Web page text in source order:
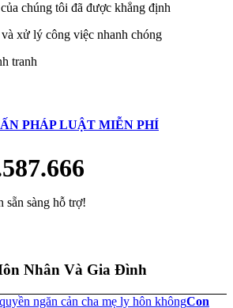
chúng tôi đã được khẳng định
xử lý công việc nhanh chóng
tranh
PHÁP LUẬT MIỄN PHÍ
sàng hỗ trợ!
Nhân Và Gia Đình
Con